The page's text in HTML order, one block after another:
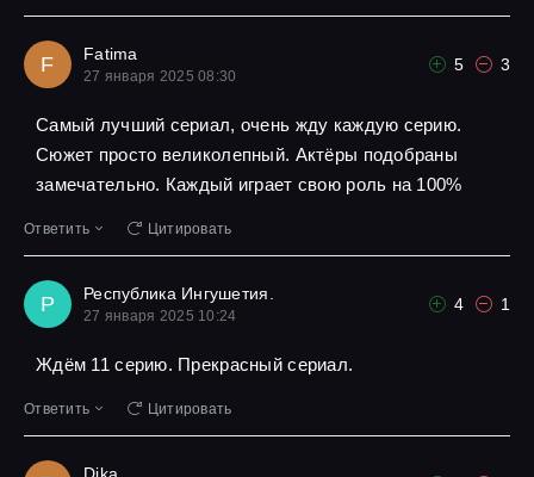
F Fatima
27 января 2025 08:30
5 3
Самый лучший сериал, очень жду каждую серию.
Сюжет просто великолепный. Актёры подобраны
замечательно. Каждый играет свою роль на 100%
Ответить Цитировать
Р Республика Ингушетия.
27 января 2025 10:24
4 1
Ждём 11 серию. Прекрасный сериал.
Ответить Цитировать